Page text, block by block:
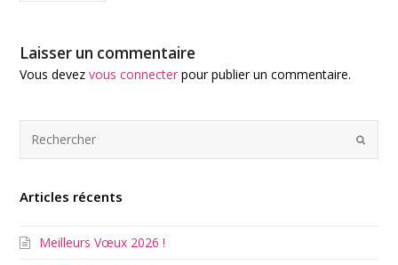
Laisser un commentaire
Vous devezvous connecter pour publier un commentaire.
Articles récents
Meilleurs Vœux 2026 !